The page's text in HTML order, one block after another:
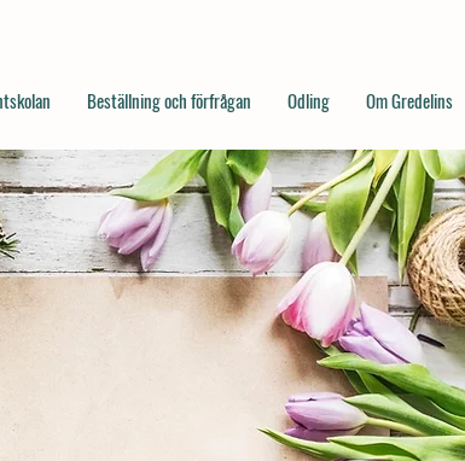
Beställning och förfrågan Odling Om Gredelins